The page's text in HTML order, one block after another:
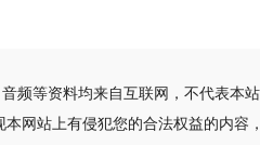
频等资料均来自互联网，不代表本
网站上有侵犯您的合法权益的内容